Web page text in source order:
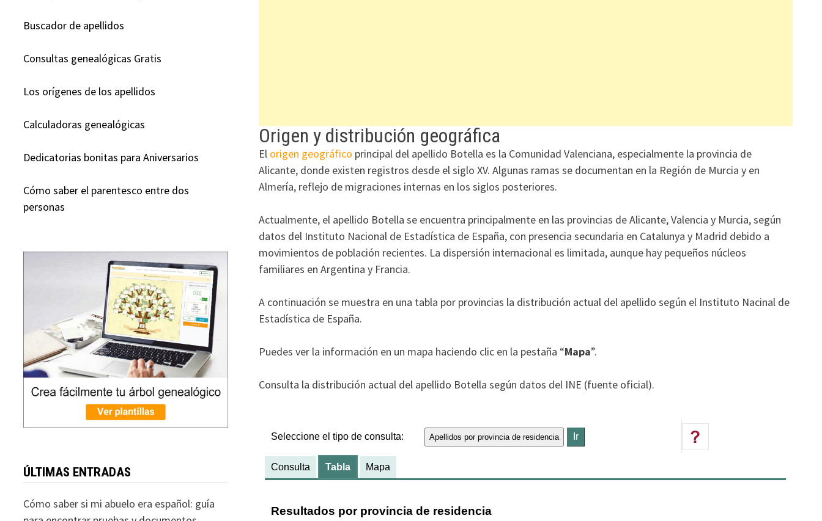
Origen y distribución geográfica
El origen geográfico principal del apellido Botella es la Comunidad Valenciana, especialmente la provincia de
Alicante, donde existen registros desde el siglo XV. Algunas ramas se documentan en la Región de Murcia y en
Almería, reflejo de migraciones internas en los siglos posteriores.
Actualmente, el apellido Botella se encuentra principalmente en las provincias de Alicante, Valencia y Murcia, según
datos del Instituto Nacional de Estadística de España, con presencia secundaria en Catalunya y Madrid debido a
movimientos de población recientes. La dispersión internacional es limitada, aunque hay pequeños núcleos
familiares en Argentina y Francia.
A continuación se muestra en una tabla por provincias la distribución actual del apellido según el Instituto Nacinal de
Estadística de España.
Puedes ver la información en un mapa haciendo clic en la pestaña “Mapa”.
Consulta la distribución actual del apellido Botella según datos del INE (fuente oficial).
Buscador de apellidos
Consultas genealógicas Gratis
Los orígenes de los apellidos
Calculadoras genealógicas
Dedicatorias bonitas para Aniversarios
Cómo saber el parentesco entre dos
personas
ÚLTIMAS ENTRADAS
Cómo saber si mi abuelo era español: guía